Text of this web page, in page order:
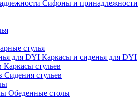
Сифоны и принадлежности
стулья
Каркасы и сиденья для DYI
Каркасы стульев
Сидения стульев
Обеденные столы